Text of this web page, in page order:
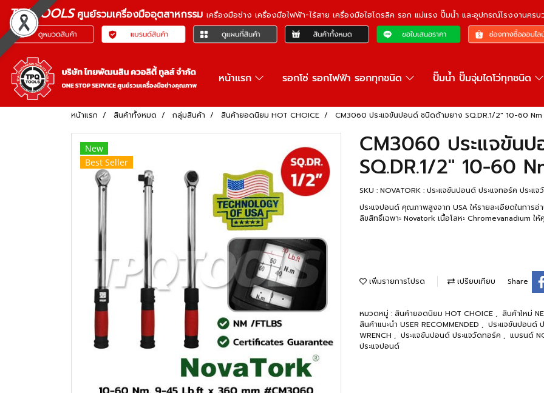
TPQTOOLSศูนย์รวมเครื่องมืออุตสาหกรรม เครื่องมือช่าง เครื่องมือไฟฟ้า-ไร้สาย เครื่องมือไฮโดรลิค รอก แม่แรง ปั๊มน้ำ และอุปกรณ์โรงงานครบ
หน้าแรก รอกโซ่ รอกไฟฟ้า รอกทุกชนิด ปั๊มน้ำ ปั๊มจุ่มไดโว่ทุกชนิด
หน้าแรก สินค้าทั้งหมด กลุ่มสินค้า สินค้ายอดนิยม HOT CHOICE CM3060 ประแจขันปอนด์ ชนิดด้ามยาง SQ.DR.1/2" 10-60 Nm
New
Best Seller
CM3060 ประแจขัน
SQ.DR.1/2" 10-60
SKU : NOVATORK : ประแจขันปอนด์ ประแจทอร์ค ประแ
ประแจปอนด์ คุณภาพสูงจาก USA ให้รายละเอียดในการอ่
ลิขสิทธิ์เฉพาะ Novatork เนื้อโลหะ Chromevanadium
เพิ่มรายการโปรด เปรียบเทียบ Share
หมวดหมู่ : สินค้ายอดนิยม HOT CHOICE , สินค้าใหม่
สินค้าแนะนำ USER RECOMMENDED , ประแจขันปอนด์
WRENCH , ประแจขันปอนด์ ประแจวัดทอร์ค , แบรนด์
ประแจปอนด์